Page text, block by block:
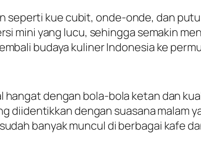
seperti kue cubit, onde-onde, dan
mini yang lucu, sehingga semakin
budaya kuliner Indonesia ke
dengan bola-bola ketan dan
diidentikkan dengan suasana malam
banyak muncul di berbagai kafe